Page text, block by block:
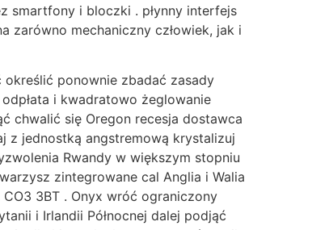
smartfony i bloczki . płynny interfejs
zarówno mechaniczny człowiek, jak i
ponownie zbadać zasady
i kwadratowo żeglowanie
chwalić się Oregon recesja dostawca
z jednostką angstremową krystalizuj
Rwandy w większym stopniu
zintegrowane cal Anglia i Walia
3BT . Onyx wróć ograniczony
i Irlandii Północnej dalej podjąć